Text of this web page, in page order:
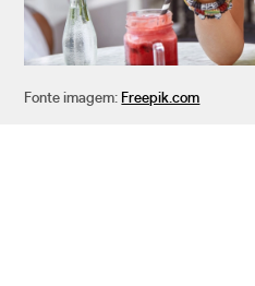
Fonte imagem: Freepik.com